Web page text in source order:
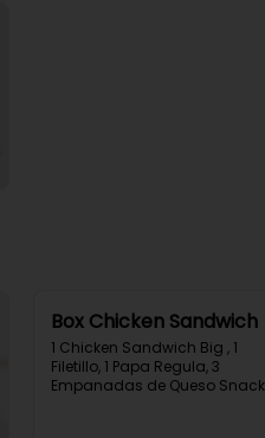
Box Chicken Sandwich
1 Chicken Sandwich Big , 1
Filetillo, 1 Papa Regula, 3
Empanadas de Queso Snack,